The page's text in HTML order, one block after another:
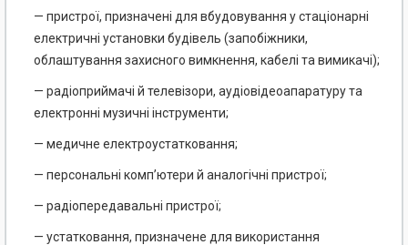
— пристрої, призначені для вбудовування у стаціонарні
електричні установки будівель (запобіжники,
облаштування захисного вимкнення, кабелі та вимикачі);
— радіоприймачі й телевізори, аудіовідеоапаратуру та
електронні музичні інструменти;
— медичне електроустатковання;
— персональні комп’ютери й аналогічні пристрої;
— радіопередавальні пристрої;
— устатковання, призначене для використання